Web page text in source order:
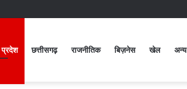
प्रदेश छत्तीसगढ़ राजनीतिक बिज़नेस खेल अन्य